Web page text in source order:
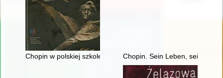
Chopin w polskiej szkole i kulturzeChopin. Sein Leben, sein